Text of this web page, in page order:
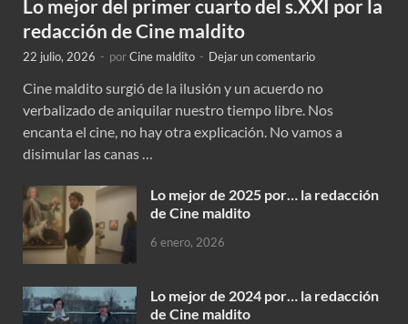
Lo mejor del primer cuarto del s.XXI por la
redacción de Cine maldito
22 julio, 2026 - porCine maldito - Dejar un comentario
Cine maldito surgió de la ilusión y un acuerdo no
verbalizado de aniquilar nuestro tiempo libre. Nos
encanta el cine, no hay otra explicación. No vamos a
disimular las canas …
Lo mejor de 2025 por… la redacción
de Cine maldito
6 enero, 2026
Lo mejor de 2024 por… la redacción
de Cine maldito